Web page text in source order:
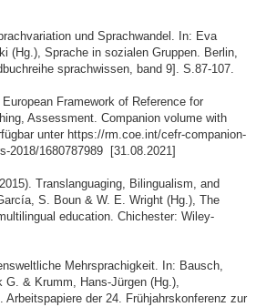
und Sprachwandel. In: Eva
(Hg.), Sprache in sozialen Gruppen. Berlin,
sprachwissen, band 9]. S.87-107.
Framework of Reference for
Assessment. Companion volume with
unter https://rm.coe.int/cefr-companion-
2018/1680787989 [31.08.2021]
Translanguaging, Bilingualism, and
S. Boun & W. E. Wright (Hg.), The
education. Chichester: Wiley-
Mehrsprachigkeit. In: Bausch,
G. & Krumm, Hans-Jürgen (Hg.),
Arbeitspapiere der 24. Frühjahrskonferenz zur